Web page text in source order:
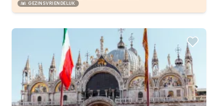
GEZINSVRIENDELIJK